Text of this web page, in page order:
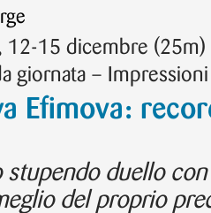
12-15 dicembre
giornata –
Efimova:
stupendo duello
del proprio